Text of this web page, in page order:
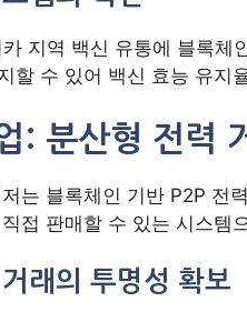
지역 백신 유통에 블록
할 수 있어 백신 효능 유지
: 분산형 전력
는 블록체인 기반 P2P 전
접 판매할 수 있는 시스템
래의 투명성 확보